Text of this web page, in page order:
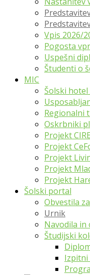
Vpis 2026/
Pogosta
Uspešni
Študenti o
MIC
Šolski
Regionalni
Oskrbniki
Projekt
Projekt
Projekt
Projekt
Projekt
Šolski portal
Obvestila
Urnik
Navodila in
Študijski